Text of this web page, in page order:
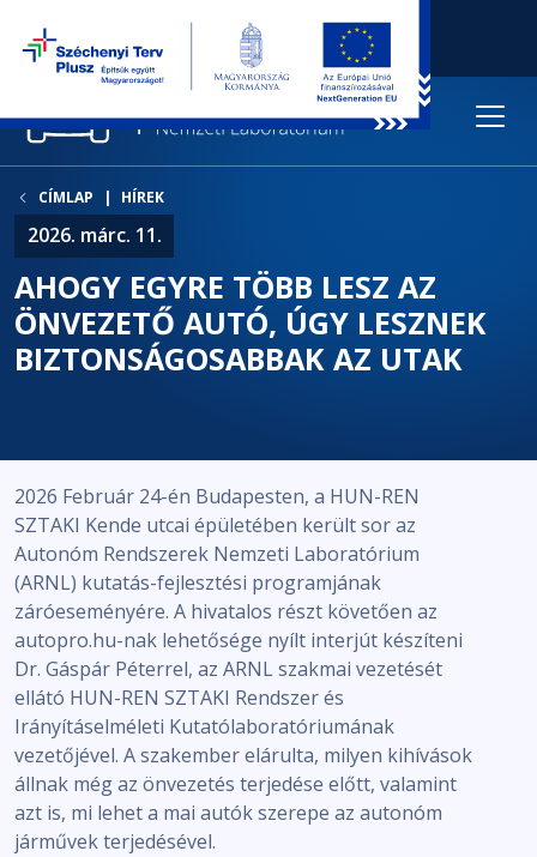
CÍMLAP HÍREK
2026. márc. 11.
AHOGY EGYRE TÖBB LESZ AZ
ÖNVEZETŐ AUTÓ, ÚGY LESZNEK
BIZTONSÁGOSABBAK AZ UTAK
2026 Február 24-én Budapesten, a HUN-REN
SZTAKI Kende utcai épületében került sor az
Autonóm Rendszerek Nemzeti Laboratórium
(ARNL) kutatás-fejlesztési programjának
záróeseményére. A hivatalos részt követően az
autopro.hu-nak lehetősége nyílt interjút készíteni
Dr. Gáspár Péterrel, az ARNL szakmai vezetését
ellátó HUN-REN SZTAKI Rendszer és
Irányításelméleti Kutatólaboratóriumának
vezetőjével. A szakember elárulta, milyen kihívások
állnak még az önvezetés terjedése előtt, valamint
azt is, mi lehet a mai autók szerepe az autonóm
járművek terjedésével.